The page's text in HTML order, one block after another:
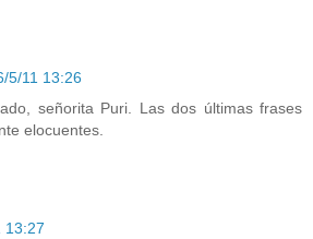
5/11 13:26
señorita Puri. Las dos últimas frases
elocuentes.
13:27